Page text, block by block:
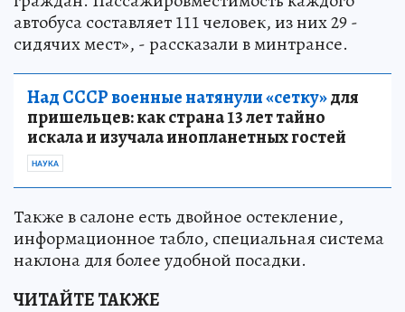
автобуса составляет 111 человек, из них 29 -
сидячих мест», - рассказали в минтрансе.
Над СССР военные натянули «сетку»для
пришельцев: как страна 13 лет тайно
искала и изучала инопланетных гостей
НАУКА
Также в салоне есть двойное остекление,
информационное табло, специальная система
наклона для более удобной посадки.
ЧИТАЙТЕ ТАКЖЕ